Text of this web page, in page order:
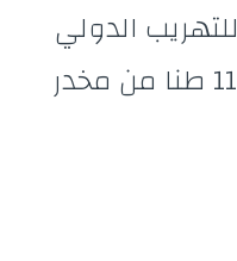
الدولي
للمخدرات وحجز أكثر من 11 طنا من مخدر